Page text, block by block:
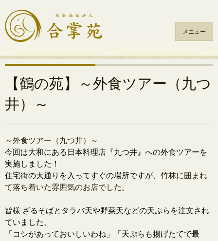
メニュー
コ
ン
ツ
へ
ス
ッ
プ
【鶴の苑】～外食ツアー（九つ
井）～
～外食ツアー（九つ井）～
今回は大和にある日本料理店『九つ井』への外食ツアーを
実施しま した！
住宅街の大通りを入ってすぐの場所ですが、 竹林に囲まれ
て落ち着いた雰囲気のお店でした。
皆様 ざるそばとタラバ天や野菜天などの天ぷらを注文され
ていました。
「コシがあっておいしいわね」「天ぷらも揚げたてで最